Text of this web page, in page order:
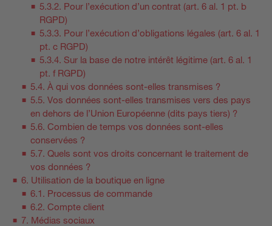
5.3.2. Pour l’exécution d’un contrat (art. 6 al. 1 pt. b
RGPD)
5.3.3. Pour l’exécution d’obligations légales (art. 6 al. 1
pt. c RGPD)
5.3.4. Sur la base de notre intérêt légitime (art. 6 al. 1
pt. f RGPD)
5.4. À qui vos données sont-elles transmises ?
5.5. Vos données sont-elles transmises vers des pays
en dehors de l’Union Européenne (dits pays tiers) ?
5.6. Combien de temps vos données sont-elles
conservées ?
5.7. Quels sont vos droits concernant le traitement de
vos données ?
6. Utilisation de la boutique en ligne
6.1. Processus de commande
6.2. Compte client
7. Médias sociaux